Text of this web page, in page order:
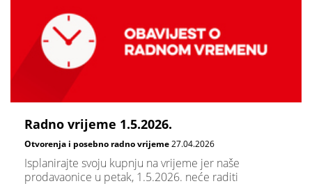
Radno vrijeme 1.5.2026.
Otvorenja i posebno radno vrijeme27.04.2026
Isplanirajte svoju kupnju na vrijeme jer naše
prodavaonice u petak, 1.5.2026. neće raditi